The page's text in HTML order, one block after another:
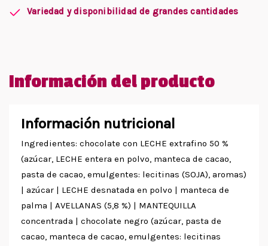
Variedad y disponibilidad de grandes cantidades
Información del producto
Información nutricional
Ingredientes: chocolate con LECHE extrafino 50 %
(azúcar, LECHE entera en polvo, manteca de cacao,
pasta de cacao, emulgentes: lecitinas (SOJA), aromas)
| azúcar | LECHE desnatada en polvo | manteca de
palma | AVELLANAS (5,8 %) | MANTEQUILLA
concentrada | chocolate negro (azúcar, pasta de
cacao, manteca de cacao, emulgentes: lecitinas